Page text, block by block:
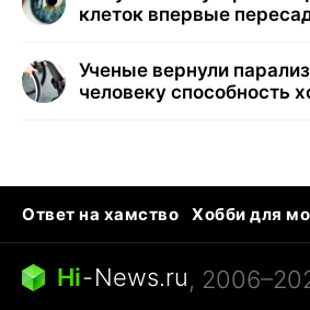
клеток впервые
Ученые вернули
человеку способность
Ответ на хамство
Хобби для
Бензин 100 vs 95
Тунцы в
Следующая пандемия
Hi-News.ru,